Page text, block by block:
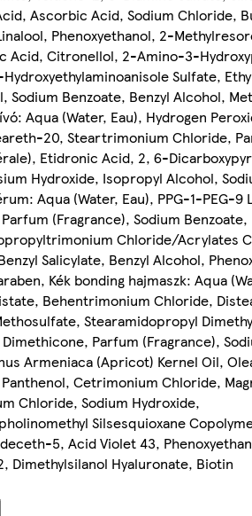
Ascorbic Acid, Sodium Chloride,
Phenoxyethanol, 2-
Acid, Citronellol, 2-Amino-3-
Sulfate,
Sodium Benzoate, Benzyl Alcohol,
Aqua (Water, Eau), Hydrogen
20, Steartrimonium Chloride,
Etidronic Acid, 2, 6-
Hydroxide, Isopropyl Alcohol,
Aqua (Water, Eau), PPG-1-PEG-9
(Fragrance), Sodium
Chloride/Acrylates
Salicylate, Benzyl Alcohol,
Kék bonding hajmaszk: Aqua
Behentrimonium Chloride,
Stearamidopropyl
Parfum (Fragrance),
Armeniaca (Apricot) Kernel Oil,
Cetrimonium Chloride,
Chloride, Sodium Hydroxide,
Silsesquioxane
5, Acid Violet 43,
Dimethylsilanol Hyaluronate, Biotin